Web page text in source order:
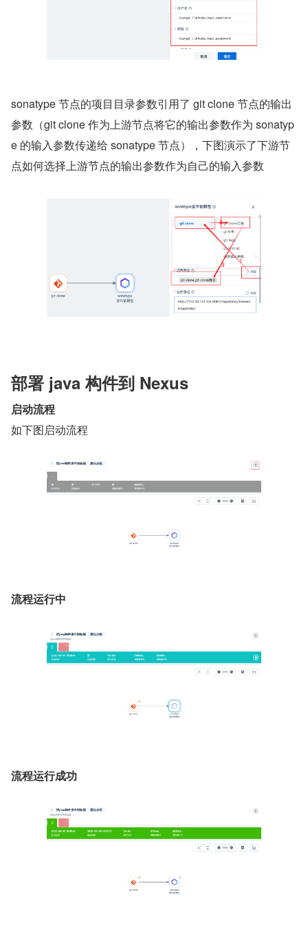
sonatype 节点的项目目录参数引用了 git clone 节点的输出
参数（git clone 作为上游节点将它的输出参数作为 sonatyp
e 的输入参数传递给 sonatype 节点），下图演示了下游节
点如何选择上游节点的输出参数作为自己的输入参数
部署 java 构件到 Nexus
启动流程
如下图启动流程
流程运行中
流程运行成功